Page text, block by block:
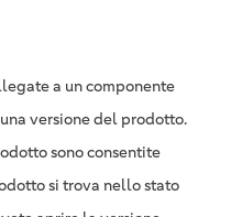
a un componente
versione del prodotto.
sono consentite
si trova nello stato